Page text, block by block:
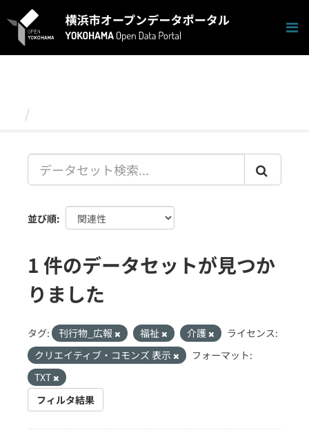
キ
並び順
1 件のデータセットが見つか
りました
タグ: 刊行物_広報 福祉 介護
ライセンス:
クリエイティブ・コモンズ 表示
フォーマット:
TXT
フィルタ結果